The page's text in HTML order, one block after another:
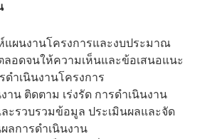
แผนงานโครงการและงบประมาณ
ลอดจนให้ความเห็นและข้อเสนอแนะ
ดำเนินงานโครงการ
าน ติดตาม เร่งรัด การดำเนินงาน
ะรวบรวมข้อมูล ประเมินผลและจัด
ลการดำเนินงาน